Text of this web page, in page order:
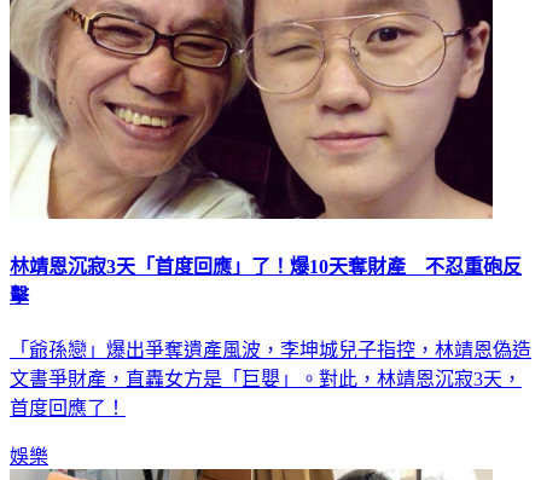
林靖恩沉寂3天「首度回應」了！爆10天奪財產 不忍重砲反
擊
「爺孫戀」爆出爭奪遺產風波，李坤城兒子指控，林靖恩偽造
文書爭財產，直轟女方是「巨嬰」。對此，林靖恩沉寂3天，
首度回應了！
娛樂